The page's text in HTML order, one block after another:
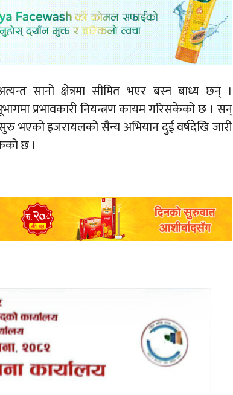
सानो क्षेत्रमा सीमित भएर बस्न बाध्य छन् ।
प्रभावकारी नियन्त्रण कायम गरिसकेको छ । सन्
भएको इजरायलको सैन्य अभियान दुई वर्षदेखि जारी
छ ।